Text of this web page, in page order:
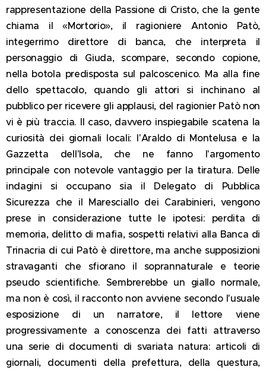
rappresentazione della Passione di Cristo, che la gente
chiama il «Mortorio», il ragioniere Antonio Patò,
integerrimo direttore di banca, che interpreta il
personaggio di Giuda, scompare, secondo copione,
nella botola predisposta sul palcoscenico. Ma alla fine
dello spettacolo, quando gli attori si inchinano al
pubblico per ricevere gli applausi, del ragionier Patò non
vi è più traccia. Il caso, davvero inspiegabile scatena la
curiosità dei giornali locali: l'Araldo di Montelusa e la
Gazzetta dell'Isola, che ne fanno l'argomento
principale con notevole vantaggio per la tiratura. Delle
indagini si occupano sia il Delegato di Pubblica
Sicurezza che il Maresciallo dei Carabinieri, vengono
prese in considerazione tutte le ipotesi: perdita di
memoria, delitto di mafia, sospetti relativi alla Banca di
Trinacria di cui Patò è direttore, ma anche supposizioni
stravaganti che sfiorano il soprannaturale e teorie
pseudo scientifiche. Sembrerebbe un giallo normale,
ma non è così, il racconto non avviene secondo l'usuale
esposizione di un narratore, il lettore viene
progressivamente a conoscenza dei fatti attraverso
una serie di documenti di svariata natura: articoli di
giornali, documenti della prefettura, della questura,